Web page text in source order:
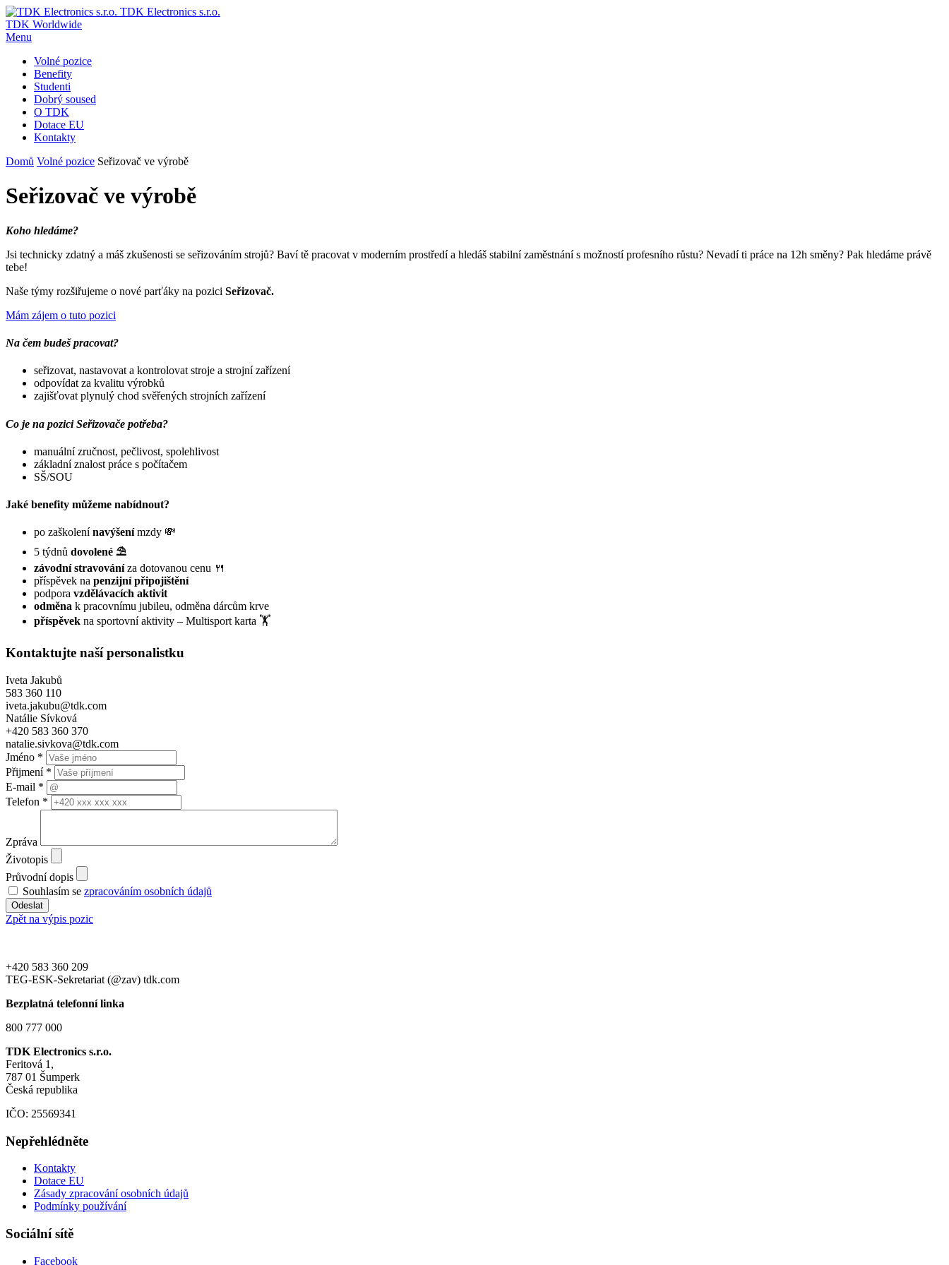
TDK Electronics s.r.o.
TDK Worldwide
Menu
Volné pozice
Benefity
Studenti
Dobrý soused
O TDK
Dotace EU
Kontakty
Domů Volné pozice Seřizovač ve výrobě
Seřizovač ve výrobě
Koho hledáme?
Jsi technicky zdatný a máš zkušenosti se seřizováním strojů? Baví tě pracovat v moderním prostředí a hledáš stabilní zaměstnání s možností profesního růstu? Nevadí ti práce na 12h směny? Pak hledáme právě
tebe!
Naše týmy rozšiřujeme o nové parťáky na pozici Seřizovač.
Mám zájem o tuto pozici
Na čem budeš pracovat?
seřizovat, nastavovat a kontrolovat stroje a strojní zařízení
odpovídat za kvalitu výrobků
zajišťovat plynulý chod svěřených strojních zařízení
Co je na pozici Seřizovače potřeba?
manuální zručnost, pečlivost, spolehlivost
základní znalost práce s počítačem
SŠ/SOU
Jaké benefity můžeme nabídnout?
po zaškolení navýšenímzdy 💸
5 týdnů dovolené ⛱
závodní stravováníza dotovanou cenu 🍴
příspěvek na penzijní připojištění
podpora vzdělávacích aktivit
odměna k pracovnímu jubileu, odměna dárcům krve
příspěvek na sportovní aktivity – Multisport karta 🏋️
Kontaktujte naší personalistku
Iveta Jakubů
583 360 110
iveta.jakubu@tdk.com
Natálie Sívková
+420 583 360 370
natalie.sivkova@tdk.com
Jméno *
Přijmení *
E-mail *
Telefon *
Zpráva
Životopis
Průvodní dopis
Souhlasím se zpracováním osobních údajů
Zpět na výpis pozic
+420 583 360 209
TEG-ESK-Sekretariat (@zav) tdk.com
Bezplatná telefonní linka
800 777 000
TDK Electronics s.r.o.
Feritová 1,
787 01 Šumperk
Česká republika
IČO: 25569341
Nepřehlédněte
Kontakty
Dotace EU
Zásady zpracování osobních údajů
Podmínky používání
Sociální sítě
Facebook